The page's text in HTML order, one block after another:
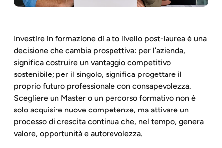
Investire in formazione di alto livello post-laurea è una
decisione che cambia prospettiva: per l’azienda,
significa costruire un vantaggio competitivo
sostenibile; per il singolo, significa progettare il
proprio futuro professionale con consapevolezza.
Scegliere un Master o un percorso formativo non è
solo acquisire nuove competenze, ma attivare un
processo di crescita continua che, nel tempo, genera
valore, opportunità e autorevolezza.